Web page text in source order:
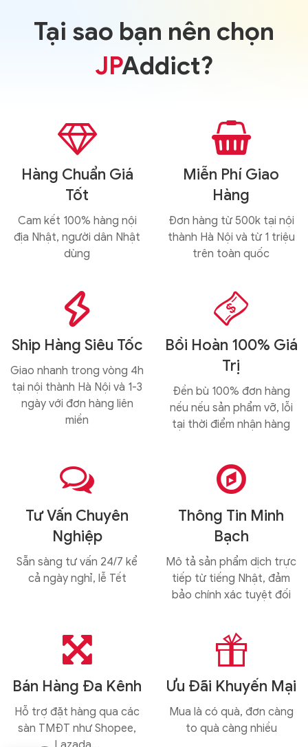
Tại sao bạn nên chọn
JPAddict?

Hàng Chuẩn Giá
Tốt
Cam kết 100% hàng nội
địa Nhật, người dân Nhật
dùng

Miễn Phí Giao
Hàng
Đơn hàng từ 500k tại nội
thành Hà Nội và từ 1 triệu
trên toàn quốc

Ship Hàng Siêu Tốc
Giao nhanh trong vòng 4h
tại nội thành Hà Nội và 1-3
ngày với đơn hàng liên
miền

Bồi Hoàn 100% Giá
Trị
Đền bù 100% đơn hàng
nếu nếu sản phẩm vỡ, lỗi
tại thời điểm nhận hàng

Tư Vấn Chuyên
Nghiệp
Sẵn sàng tư vấn 24/7 kể
cả ngày nghỉ, lễ Tết

Thông Tin Minh
Bạch
Mô tả sản phẩm dịch trực
tiếp từ tiếng Nhật, đảm
bảo chính xác tuyệt đối

Bán Hàng Đa Kênh
Hỗ trợ đặt hàng qua các
sàn TMĐT như Shopee,

Ưu Đãi Khuyến Mại
Mua là có quà, đơn càng
to quà càng nhiều